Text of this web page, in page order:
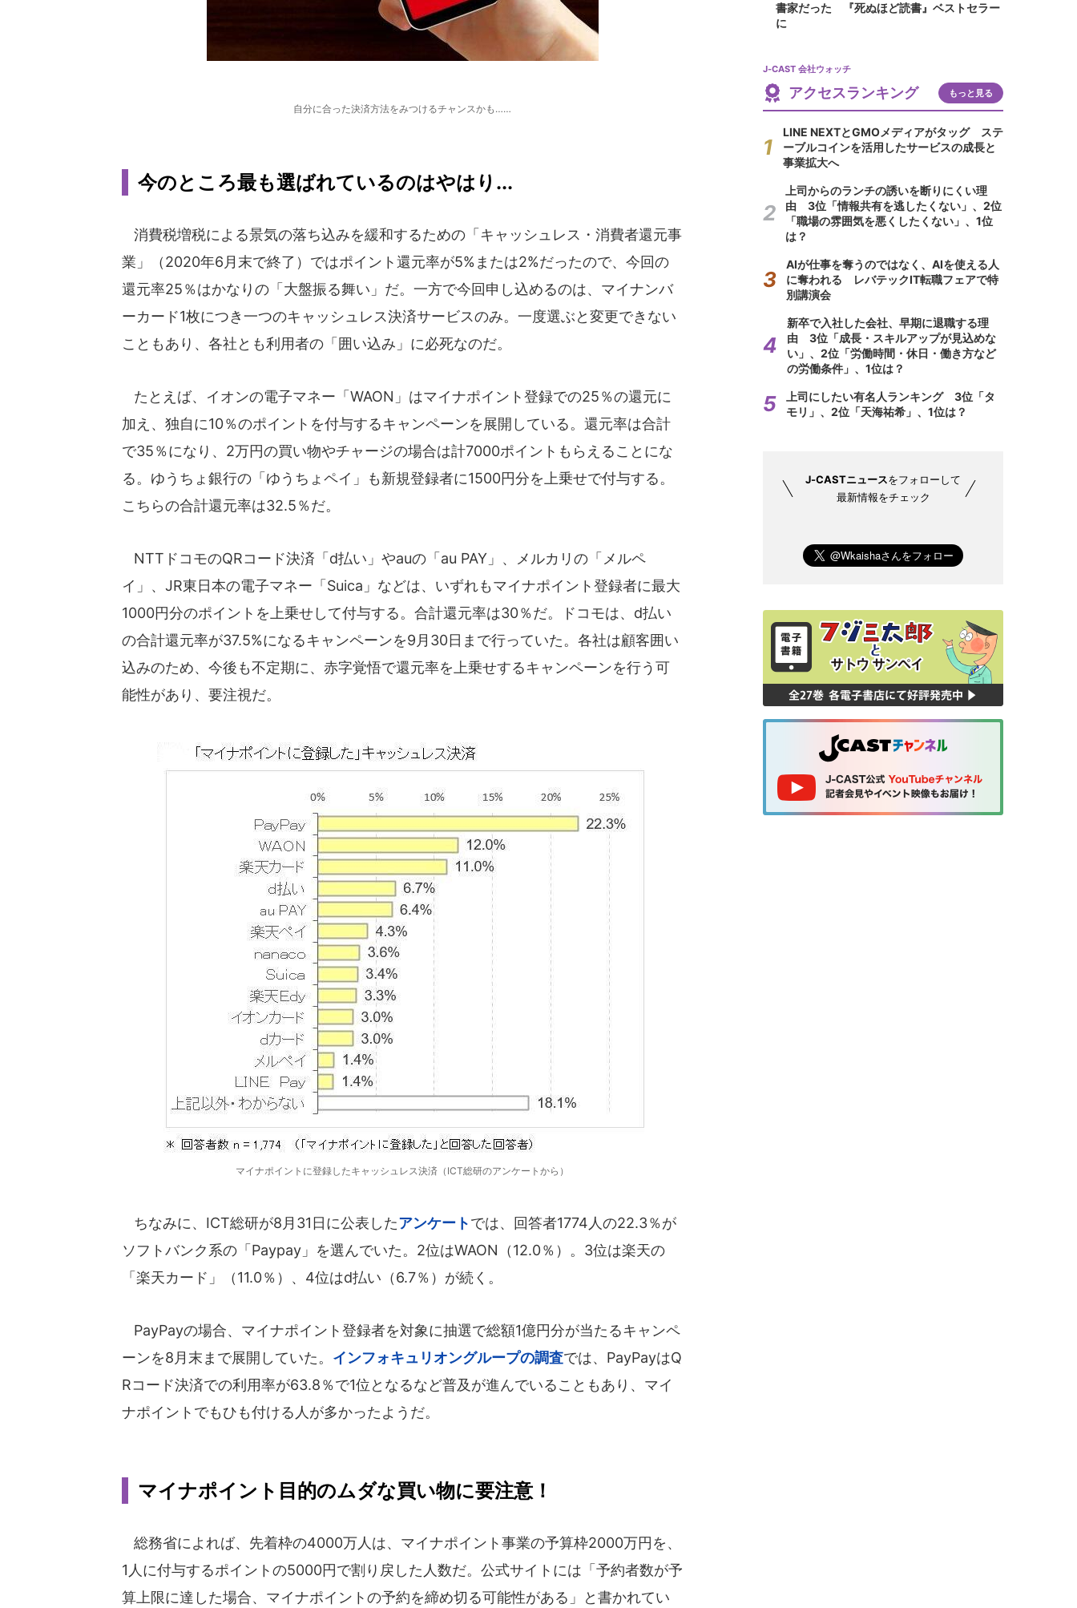
自分に合った決済方法をみつけるチャンスかも……
今のところ最も選ばれているのはやはり...
消費税増税による景気の落ち込みを緩和するための「キャッシュレス・消費者還元事
業」（2020年6月末で終了）ではポイント還元率が5%または2%だったので、今回の
還元率25％はかなりの「大盤振る舞い」だ。一方で今回申し込めるのは、マイナンバ
ーカード1枚につき一つのキャッシュレス決済サービスのみ。一度選ぶと変更できない
こともあり、各社とも利用者の「囲い込み」に必死なのだ。
たとえば、イオンの電子マネー「WAON」はマイナポイント登録での25％の還元に
加え、独自に10％のポイントを付与するキャンペーンを展開している。還元率は合計
で35％になり、2万円の買い物やチャージの場合は計7000ポイントもらえることにな
る。ゆうちょ銀行の「ゆうちょペイ」も新規登録者に1500円分を上乗せで付与する。
こちらの合計還元率は32.5％だ。
NTTドコモのQRコード決済「d払い」やauの「au PAY」、メルカリの「メルペ
イ」、JR東日本の電子マネー「Suica」などは、いずれもマイナポイント登録者に最大
1000円分のポイントを上乗せして付与する。合計還元率は30％だ。ドコモは、d払い
の合計還元率が37.5%になるキャンペーンを9月30日まで行っていた。各社は顧客囲い
込みのため、今後も不定期に、赤字覚悟で還元率を上乗せするキャンペーンを行う可
能性があり、要注視だ。
マイナポイントに登録したキャッシュレス決済（ICT総研のアンケートから）
ちなみに、ICT総研が8月31日に公表したアンケートでは、回答者1774人の22.3％が
ソフトバンク系の「Paypay」を選んでいた。2位はWAON（12.0％）。3位は楽天の
「楽天カード」（11.0％）、4位はd払い（6.7％）が続く。
PayPayの場合、マイナポイント登録者を対象に抽選で総額1億円分が当たるキャンペ
ーンを8月末まで展開していた。 インフォキュリオングループの調査では、PayPayはQ
Rコード決済での利用率が63.8％で1位となるなど普及が進んでいることもあり、マイ
ナポイントでもひも付ける人が多かったようだ。
マイナポイント目的のムダな買い物に要注意！
総務省によれば、先着枠の4000万人は、マイナポイント事業の予算枠2000万円を、
1人に付与するポイントの5000円で割り戻した人数だ。公式サイトには「予約者数が予
算上限に達した場合、マイナポイントの予約を締め切る可能性がある」と書かれてい
書家だった 『死ぬほど読書』ベストセラー
に
J-CAST 会社ウォッチ
アクセスランキング もっと見る
LINE NEXTとGMOメディアがタッグ ステ
ーブルコインを活用したサービスの成長と
事業拡大へ
上司からのランチの誘いを断りにくい理
由 3位「情報共有を逃したくない」、2位
「職場の雰囲気を悪くしたくない」、1位
は？
AIが仕事を奪うのではなく、AIを使える人
に奪われる レバテックIT転職フェアで特
別講演会
新卒で入社した会社、早期に退職する理
由 3位「成長・スキルアップが見込めな
い」、2位「労働時間・休日・働き方など
の労働条件」、1位は？
上司にしたい有名人ランキング 3位「タ
モリ」、2位「天海祐希」、1位は？
J-CASTニュースをフォローして
最新情報をチェック